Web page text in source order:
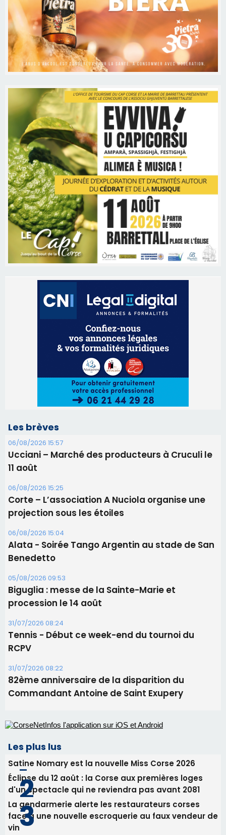
Les brèves
06/08/2026 15:57
Ucciani – Marché des producteurs à Cruculi le
11 août
06/08/2026 15:25
Corte – L’association A Nuciola organise une
projection sous les étoiles
06/08/2026 15:04
Alata - Soirée Tango Argentin au stade de San
Benedetto
05/08/2026 09:53
Biguglia : messe de la Sainte-Marie et
procession le 14 août
31/07/2026 08:24
Tennis - Début ce week-end du tournoi du
RCPV
31/07/2026 08:22
82ème anniversaire de la disparition du
Commandant Antoine de Saint Exupery
Les plus lus
Satine Nomary est la nouvelle Miss Corse 2026
Éclipse du 12 août : la Corse aux premières loges
d'un spectacle qui ne reviendra pas avant 2081
La gendarmerie alerte les restaurateurs corses
face à une nouvelle escroquerie au faux vendeur de
vin